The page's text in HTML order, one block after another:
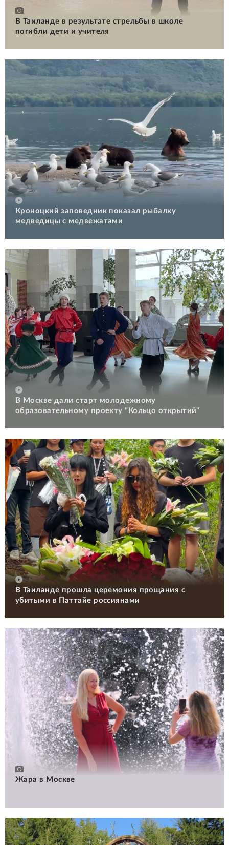
В Таиланде в результате стрельбы в школе
погибли дети и учителя
Кроноцкий заповедник показал рыбалку
медведицы с медвежатами
В Москве дали старт молодежному
образовательному проекту "Кольцо открытий"
В Таиланде прошла церемония прощания с
убитыми в Паттайе россиянами
Жара в Москве